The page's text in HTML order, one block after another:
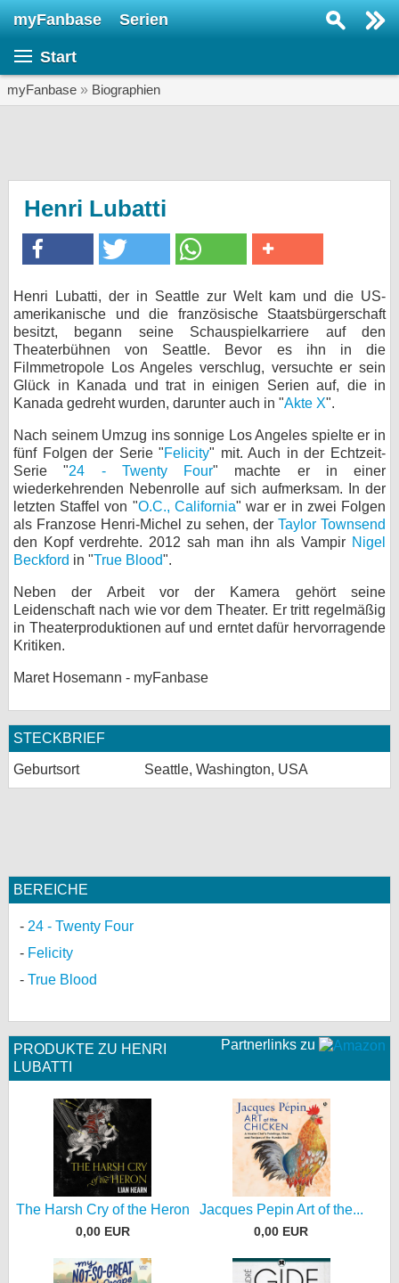
myFanbase Serien
Start
myFanbase » Biographien
Henri Lubatti
Henri Lubatti, der in Seattle zur Welt kam und die US-
amerikanische und die französische Staatsbürgerschaft
besitzt, begann seine Schauspielkarriere auf den
Theaterbühnen von Seattle. Bevor es ihn in die
Filmmetropole Los Angeles verschlug, versuchte er sein
Glück in Kanada und trat in einigen Serien auf, die in
Kanada gedreht wurden, darunter auch in "Akte X".
Nach seinem Umzug ins sonnige Los Angeles spielte er in
fünf Folgen der Serie "Felicity" mit. Auch in der Echtzeit-
Serie "24 - Twenty Four" machte er in einer
wiederkehrenden Nebenrolle auf sich aufmerksam. In der
letzten Staffel von "O.C., California" war er in zwei Folgen
als Franzose Henri-Michel zu sehen, der Taylor Townsend
den Kopf verdrehte. 2012 sah man ihn als Vampir Nigel
Beckford in "True Blood".
Neben der Arbeit vor der Kamera gehört seine
Leidenschaft nach wie vor dem Theater. Er tritt regelmäßig
in Theaterproduktionen auf und erntet dafür hervorragende
Kritiken.
Maret Hosemann - myFanbase
STECKBRIEF
Geburtsort Seattle, Washington, USA
BEREICHE
24 - Twenty Four
Felicity
True Blood
Partnerlinks zu
PRODUKTE ZU HENRI
LUBATTI
The Harsh Cry of the Heron
0,00 EUR
Jacques Pepin Art of the...
0,00 EUR
Veranstaltungen
KULTUR
Specials
SERVICE
Gewinnspiele
Forum
bei Facebook
Kontakt
Datenschutz
Cookie-Einstellungen
Impressum
myFanbase